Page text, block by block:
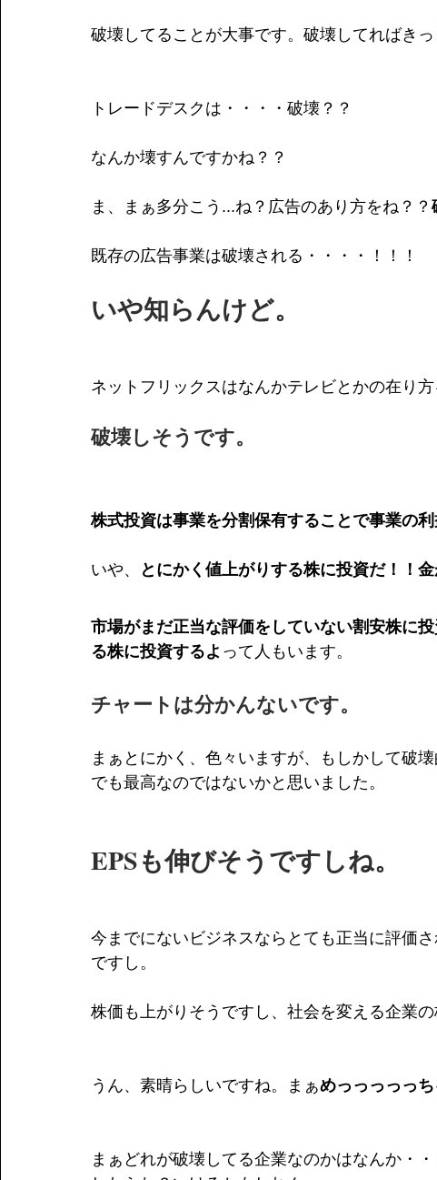
破壊してることが大事です。破壊してればきっ
トレードデスクは・・・・破壊？？
なんか壊すんですかね？？
ま、まぁ多分こう...ね？広告のあり方をね？？
既存の広告事業は破壊される・・・・！！！
いや知らんけど。
ネットフリックスはなんかテレビとかの在り
破壊しそうです。
株式投資は事業を分割保有することで事業の利
いや、 とにかく値上がりする株に投資だ！！
市場がまだ正当な評価をしていない割安株に
る株に投資するよ って人もいます。
チャートは分かんないです。
まぁとにかく、色々いますが、もしかして破
でも最高なのではないかと思いました。
EPSも伸びそうですしね。
今までにないビジネスならとても正当に評価
ですし。
株価も上がりそうですし、社会を変える企業の
うん、素晴らしいですね。まぁめっっっっっち
まぁどれが破壊してる企業なのかはなんか・